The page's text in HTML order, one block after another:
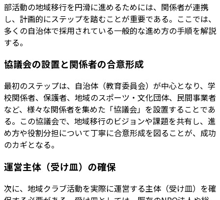
部活動の地域移行を円滑に進めるためには、関係者が連携
し、計画的にステップを踏むことが重要である。ここでは、
多くの自治体で採用されている一般的な進め方の手順を解説
する。
協議会の設置と関係者の合意形成
最初のステップは、自治体（教育委員会）が中心となり、学
校関係者、保護者、地域のスポーツ・文化団体、民間事業者
など、様々な関係者を集めた「協議会」を設置することであ
る。この協議会で、地域移行のビジョンや課題を共有し、進
め方や役割分担について丁寧に合意形成を図ることが、成功
のカギとなる。
運営主体（受け皿）の確保
次に、地域クラブ活動を実際に運営する主体（受け皿）を確